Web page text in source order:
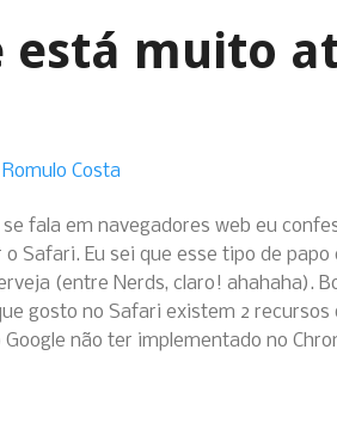
está muito
Costa
se fala em navegadores web eu
o Safari. Eu sei que esse tipo de
(entre Nerds, claro! ahahaha).
gosto no Safari existem 2
Google não ter implementado no